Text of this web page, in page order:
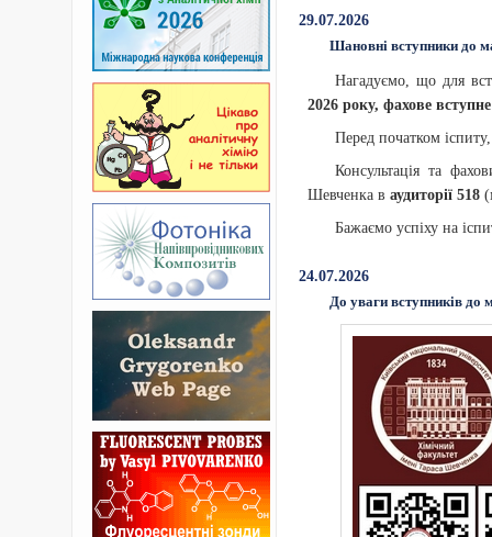
29.07.2026
Шановні вступники до
Нагадуємо, що для
2026 року, фахове
Перед початком
Консультація та
Шевченка в аудиторії 518
Бажаємо успіху на
24.07.2026
До уваги вступників до